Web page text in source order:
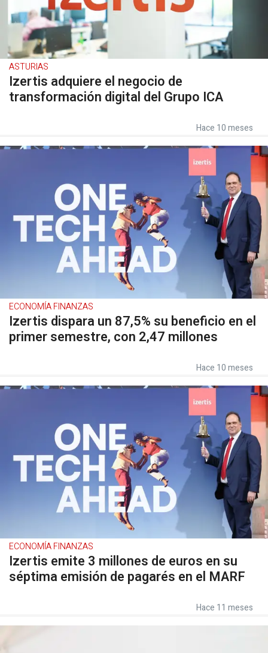
ASTURIAS
Izertis adquiere el negocio de
transformación digital del Grupo ICA
Hace 10 meses
ECONOMÍA FINANZAS
Izertis dispara un 87,5% su beneficio en el
primer semestre, con 2,47 millones
Hace 10 meses
ECONOMÍA FINANZAS
Izertis emite 3 millones de euros en su
séptima emisión de pagarés en el MARF
Hace 11 meses